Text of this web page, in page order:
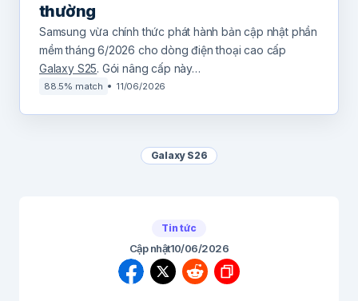
thường
Samsung vừa chính thức phát hành bản cập nhật phần
mềm tháng 6/2026 cho dòng điện thoại cao cấp
Galaxy S25. Gói nâng cấp này…
88.5% match 11/06/2026
Galaxy S26
Tin tức
Cập nhật10/06/2026